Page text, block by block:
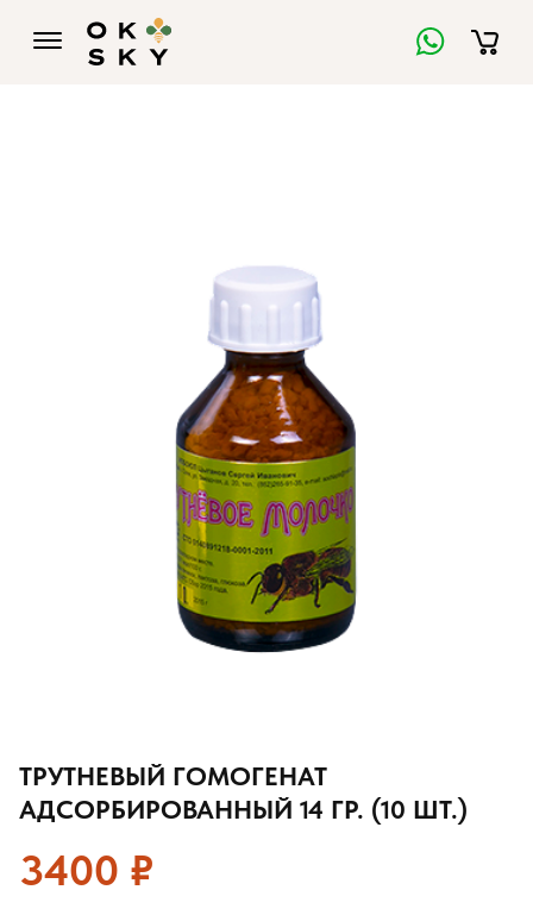
ТРУТНЕВЫЙ ГОМОГЕНАТ
АДСОРБИРОВАННЫЙ 14 ГР. (10 ШТ.)
3400 ₽